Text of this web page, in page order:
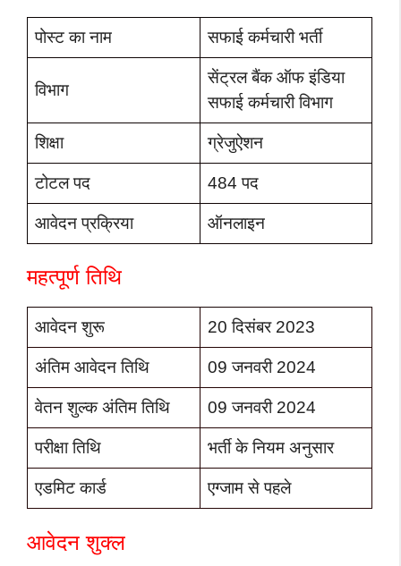
पोस्ट का नाम सफाई कर्मचारी भर्ती
विभाग
सेंट्रल बैंक ऑफ इंडिया
सफाई कर्मचारी विभाग
शिक्षा ग्रेजुऐशन
टोटल पद 484 पद
आवेदन प्रक्रिया ऑनलाइन
महत्पूर्ण तिथि
आवेदन शुरू 20 दिसंबर 2023
अंतिम आवेदन तिथि 09 जनवरी 2024
वेतन शुल्क अंतिम तिथि 09 जनवरी 2024
परीक्षा तिथि भर्ती के नियम अनुसार
एडमिट कार्ड एग्जाम से पहले
आवेदन शुक्ल